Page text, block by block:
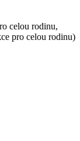
celou rodinu,
pro celou rodinu)